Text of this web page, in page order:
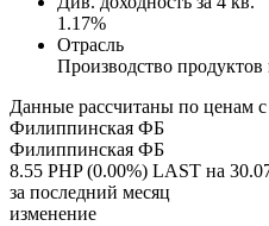
1.17%
Отрасль
Производство продуктов
Данные рассчитаны по ценам
Филиппинская ФБ
Филиппинская ФБ
8.55 PHP (0.00%) LAST на
за последний месяц
изменение